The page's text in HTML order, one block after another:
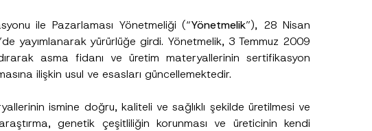
ile Pazarlaması Yönetmeliği (“Yönetmelik”), 28 Nisan
yayımlanarak yürürlüğe girdi. Yönetmelik, 3 Temmuz 2009
asma fidanı ve üretim materyallerinin sertifikasyon
ilişkin usul ve esasları güncellemektedir.
ismine doğru, kaliteli ve sağlıklı şekilde üretilmesi ve
genetik çeşitliliğin korunması ve üreticinin kendi